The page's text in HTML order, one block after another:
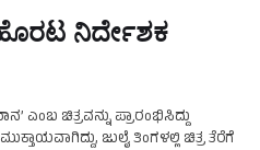
ನಿರ್ದೇಶಕ
ಎಂಬ ಚಿತ್ರವನ್ನು ಪ್ರಾರಂಭಿಸಿದ್ದು
ಜುಲೈ ತಿಂಗಳಲ್ಲಿ ಚಿತ್ರ ತೆರೆಗೆ